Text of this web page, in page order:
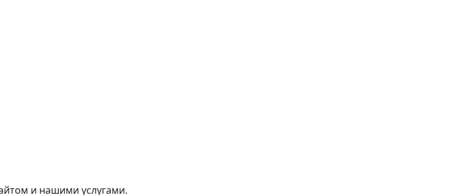
и нашими услугами.